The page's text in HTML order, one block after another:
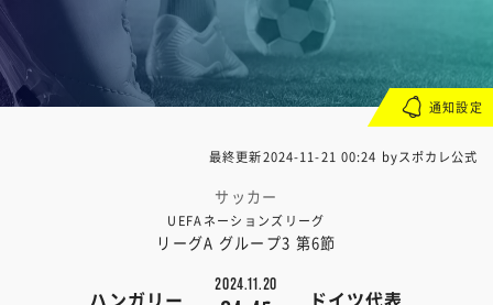
最終更新2024-11-21 00:24 byスポカレ公式
サッカー
UEFAネーションズリーグ
リーグA グループ3 第6節
2024.11.20
通知設定